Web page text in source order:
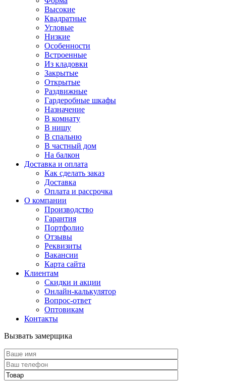
Высокие
Квадратные
Угловые
Низкие
Особенности
Встроенные
Из кладовки
Закрытые
Открытые
Раздвижные
Гардеробные шкафы
Назначение
В комнату
В нишу
В спальню
В частный дом
На балкон
Доставка и оплата
Как сделать заказ
Доставка
Оплата и рассрочка
О компании
Производство
Гарантия
Портфолио
Отзывы
Реквизиты
Вакансии
Карта сайта
Клиентам
Скидки и акции
Онлайн-калькулятор
Вопрос-ответ
Оптовикам
Контакты
Вызвать замерщика